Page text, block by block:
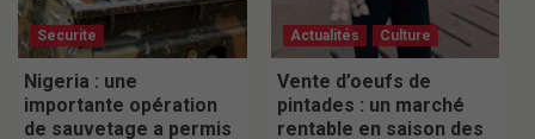
Securite
Nigeria : une
importante opération
de sauvetage a permis
Actualités Culture
Vente d’oeufs de
pintades : un marché
rentable en saison des